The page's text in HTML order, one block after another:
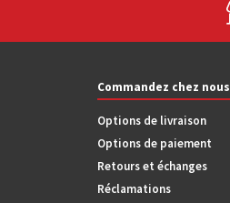
Commandez chez nous
Options de livraison
Options de paiement
Retours et échanges
Réclamations